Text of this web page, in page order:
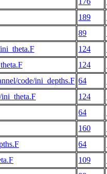
189
89
124
124
code/ini_depths.F 64
124
64
160
64
109